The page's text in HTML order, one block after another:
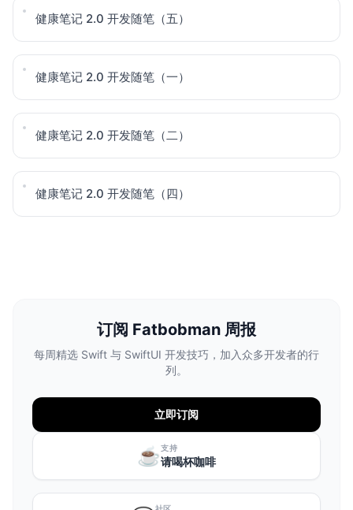
健康笔记 2.0 开发随笔（五）
健康笔记 2.0 开发随笔（一）
健康笔记 2.0 开发随笔（二）
健康笔记 2.0 开发随笔（四）
订阅 Fatbobman 周报
每周精选 Swift 与 SwiftUI 开发技巧，加入众多开发者的行
列。
立即订阅
☕️支持
请喝杯咖啡